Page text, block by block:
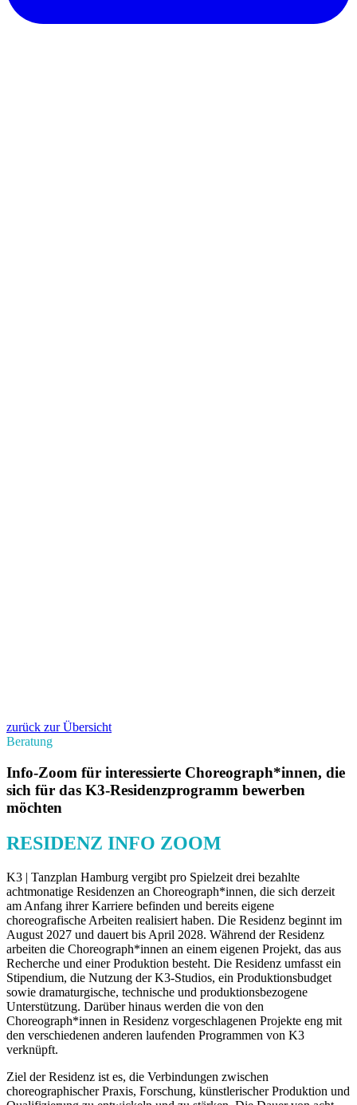
zurück zur Übersicht
Beratung
Info-Zoom für interessierte Choreograph*innen, die
sich für das K3-Residenzprogramm bewerben
möchten
RESIDENZ INFO ZOOM
K3 | Tanzplan Hamburg vergibt pro Spielzeit drei bezahlte
achtmonatige Residenzen an Choreograph*innen, die sich derzeit
am Anfang ihrer Karriere befinden und bereits eigene
choreografische Arbeiten realisiert haben. Die Residenz beginnt im
August 2027 und dauert bis April 2028. Während der Residenz
arbeiten die Choreograph*innen an einem eigenen Projekt, das aus
Recherche und einer Produktion besteht. Die Residenz umfasst ein
Stipendium, die Nutzung der K3-Studios, ein Produktionsbudget
sowie dramaturgische, technische und produktionsbezogene
Unterstützung. Darüber hinaus werden die von den
Choreograph*innen in Residenz vorgeschlagenen Projekte eng mit
den verschiedenen anderen laufenden Programmen von K3
verknüpft.
Ziel der Residenz ist es, die Verbindungen zwischen
choreographischer Praxis, Forschung, künstlerischer Produktion und